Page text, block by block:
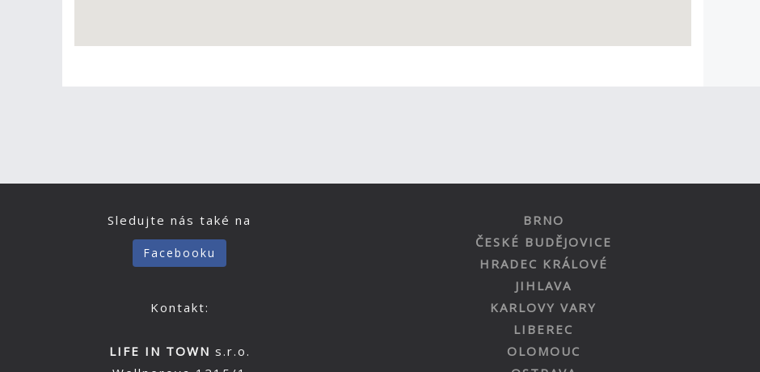
Sledujte nás také na
Facebooku
Kontakt:
LIFE IN TOWN s.r.o.
BRNO
ČESKÉ BUDĚJOVICE
HRADEC KRÁLOVÉ
JIHLAVA
KARLOVY VARY
LIBEREC
OLOMOUC